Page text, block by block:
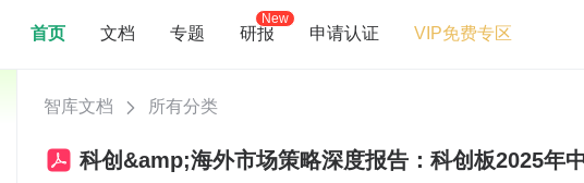
首页 文档 专题 研报
New
申请认证 VIP免费专区
智库文档 所有分类